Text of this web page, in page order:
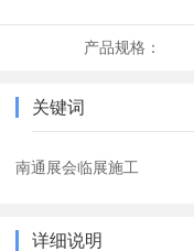
产品规格：
关键词
南通展会临展施工
详细说明